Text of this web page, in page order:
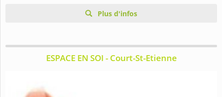
Plus d'infos
ESPACE EN SOI - Court-St-Etienne